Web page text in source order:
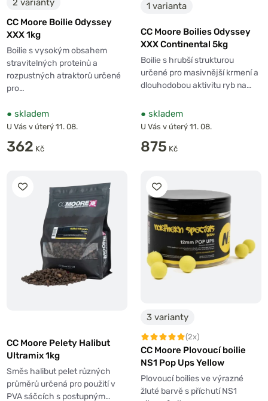
2 varianty
CC Moore Boilie Odyssey
XXX 1kg
Boilie s vysokým obsahem
stravitelných proteinů a
rozpustných atraktorů určené
pro…
● skladem
U Vás v úterý 11. 08.
362 Kč
1 varianta
CC Moore Boilies Odyssey
XXX Continental 5kg
Boilie s hrubší strukturou
určené pro masivnější krmení a
dlouhodobou aktivitu ryb na…
● skladem
U Vás v úterý 11. 08.
875 Kč
CC Moore Pelety Halibut
Ultramix 1kg
Směs halibut pelet různých
průměrů určená pro použití v
PVA sáčcích s postupným…
3 varianty
(2x)
CC Moore Plovoucí boilie
NS1 Pop Ups Yellow
Plovoucí boilies ve výrazné
žluté barvě s příchutí NS1